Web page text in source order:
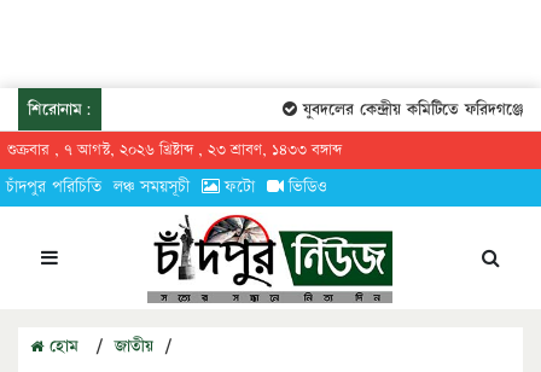
শিরোনাম: যুবদলের কেন্দ্রীয় কমিটিতে ফরিদগঞ্জের
শুক্রবার , ৭ আগস্ট, ২০২৬ খ্রিষ্টাব্দ , ২৩ শ্রাবণ, ১৪৩৩ বঙ্গাব্দ
চাঁদপুর পরিচিতি লঞ্চ সময়সূচী ফটো ভিডিও
হোম / জাতীয় /